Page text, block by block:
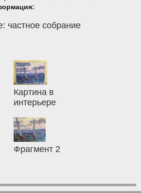
частное собрание
Картина в
интерьере
Фрагмент 2